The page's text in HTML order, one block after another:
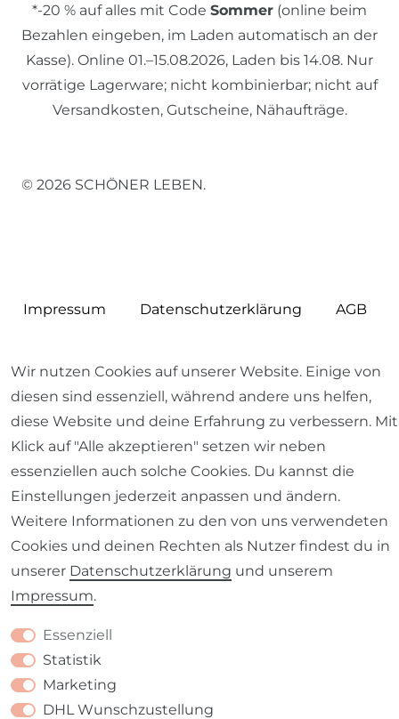
*-20 % auf alles mit Code Sommer (online beim
Bezahlen eingeben, im Laden automatisch an der
Kasse). Online 01.–15.08.2026, Laden bis 14.08. Nur
vorrätige Lagerware; nicht kombinierbar; nicht auf
Versandkosten, Gutscheine, Nähaufträge.
© 2026 SCHÖNER LEBEN.
Impressum Daten­schutz­erklärung AGB
Barrierefreiheitserklärung Widerrufs­recht
VERTRAG WIDERRUFEN Kontakt
Wir nutzen Cookies auf unserer Website. Einige von
diesen sind essenziell, während andere uns helfen,
diese Website und deine Erfahrung zu verbessern. Mit
Klick auf "Alle akzeptieren" setzen wir neben
essenziellen auch solche Cookies. Du kannst die
Einstellungen jederzeit anpassen und ändern.
Weitere Informationen zu den von uns verwendeten
Cookies und deinen Rechten als Nutzer findest du in
unserer Daten­schutz­erklärung und unserem
Impressum.
Essenziell
Statistik
Marketing
DHL Wunschzustellung